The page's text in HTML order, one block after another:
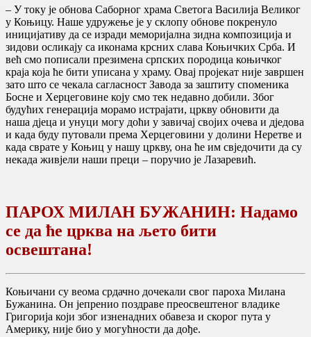
– У току је обнова Саборног храма Светога Василија Великог
у Коњицу. Наше удружење је у склопу обнове покренуло
иницијативу да се изради меморијална зидна композиција и
зидови осликају са иконама крсних слава Коњичких Срба. И
већ смо пописали презимена српских породица коњичког
краја која ће бити уписана у храму. Овај пројекат није завршен
зато што се чекала сагласност Завода за заштиту споменика
Босне и Херцеговине коју смо тек недавно добили. Због
будућих генерација морамо истрајати, цркву обновити да
наша дјеца и унуци могу доћи у завичај својих очева и дједова
и када буду путовали према Херцеговини у долини Неретве и
када сврате у Коњиц у нашу цркву, она ће им свједочити да су
некада живјели наши преци – поручио је Лазаревић.
ПАРОХ МИЛАН БУЖАНИН: Надамо
се да ће црква на љето бити
освештана!
Коњичани су веома срдачно дочекали свог пароха Милана
Бужанина. Он јепренио поздраве преосвештеног владике
Григорија који због изненадних обавеза и скорог пута у
Америку, није био у могућности да дође.